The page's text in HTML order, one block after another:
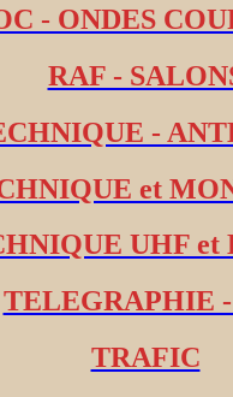
- ONDES
RAF -
-
et
UHF et
TELEGRAPHIE
TRAFIC